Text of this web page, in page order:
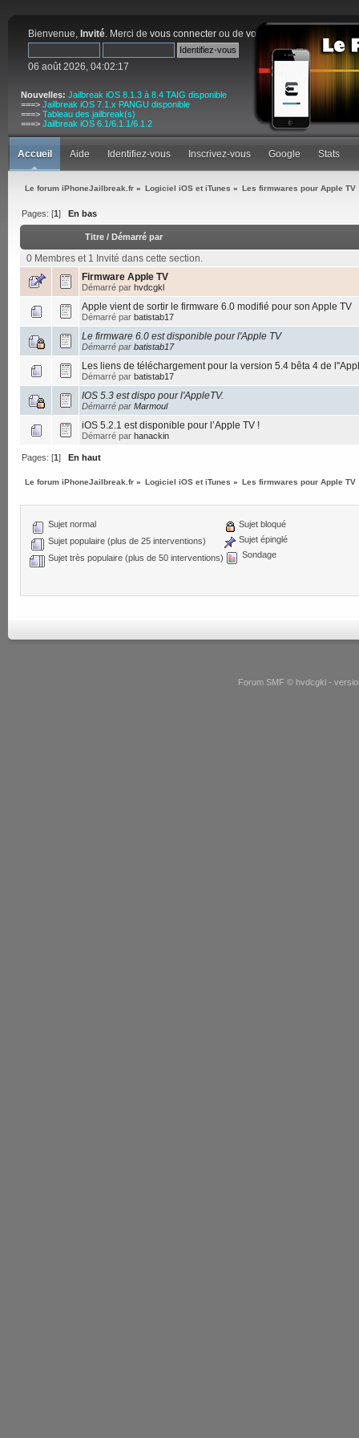
Bienvenue, Invité. Merci de vous connecter ou de vous inscrire
06 août 2026, 04:02:17
Nouvelles: Jailbreak iOS 8.1.3 à 8.4 TAIG disponible
===> Jailbreak iOS 7.1.x PANGU disponible
===> Tableau des jailbreak(s)
===> Jailbreak iOS 6.1/6.1.1/6.1.2
Accueil Aide Identifiez-vous Inscrivez-vous Google Stats
Le forum iPhoneJailbreak.fr » Logiciel iOS et iTunes » Les firmwares pour Apple TV
Pages: [1] En bas
Titre/ Démarré par
0 Membres et 1 Invité dans cette section.
Firmware Apple TV
Démarré par hvdcgkl
Apple vient de sortir le firmware 6.0 modifié pour son Apple TV
Démarré par batistab17
Le firmware 6.0 est disponible pour l'Apple TV
Démarré par batistab17
Les liens de téléchargement pour la version 5.4 bêta 4 de
Démarré par batistab17
IOS 5.3 est dispo pour l'AppleTV.
Démarré par Marmoul
iOS 5.2.1 est disponible pour l’Apple TV !
Démarré par hanackin
Pages: [1]En haut
Le forum iPhoneJailbreak.fr » Logiciel iOS et iTunes » Les firmwares pour Apple TV
Sujet normal
Sujet populaire (plus de 25 interventions)
Sujet très populaire (plus de 50 interventions)
Sujet bloqué
Sujet épinglé
Sondage
Forum SMF © hvdcgkl -